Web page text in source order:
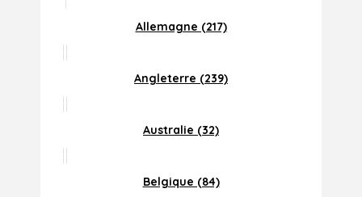
Allemagne (217)
Angleterre (239)
Australie (32)
Belgique (84)